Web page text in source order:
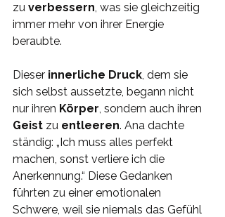
zu verbessern, was sie gleichzeitig
immer mehr von ihrer Energie
beraubte.
Dieser innerliche Druck, dem sie
sich selbst aussetzte, begann nicht
nur ihren Körper, sondern auch ihren
Geist zu entleeren. Ana dachte
ständig: „Ich muss alles perfekt
machen, sonst verliere ich die
Anerkennung.“ Diese Gedanken
führten zu einer emotionalen
Schwere, weil sie niemals das Gefühl